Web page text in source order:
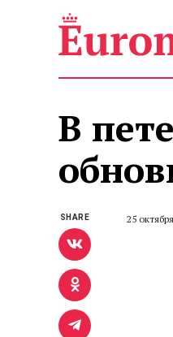
В
25
SHARE